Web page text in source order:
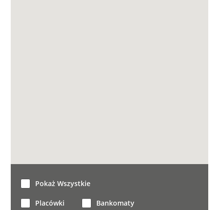
Pokaż Wszystkie
Placówki Bankomaty